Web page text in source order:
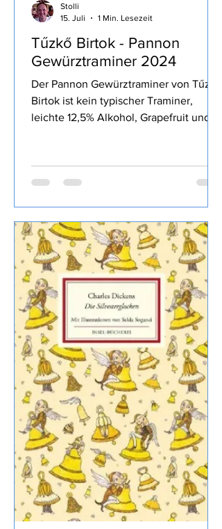
Tűzkő Birtok - Pannon
Gewürztraminer 2024
Der Pannon Gewürztraminer von Tűzkő
Birtok ist kein typischer Traminer,
15. Juli
1 Min. Lesezeit